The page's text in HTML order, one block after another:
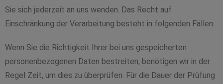
Sie sich jederzeit an uns wenden. Das Recht auf
Einschränkung der Verarbeitung besteht in folgenden Fällen:
Wenn Sie die Richtigkeit Ihrer bei uns gespeicherten
personenbezogenen Daten bestreiten, benötigen wir in der
Regel Zeit, um dies zu überprüfen. Für die Dauer der Prüfung